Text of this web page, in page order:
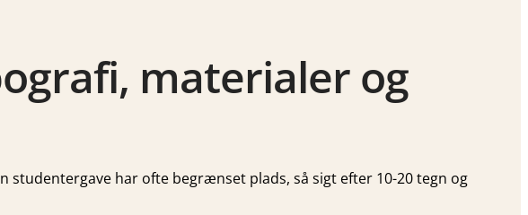
materialer og
studentergave har ofte begrænset plads, så sigt efter 10-20 tegn og